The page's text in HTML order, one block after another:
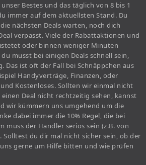
Bestes und das täglich von 8 bis 1
immer auf dem aktuellsten Stand. Du
nächsten Deals warten, noch dich
verpasst. Viele der Rabattaktionen und
oder binnen weniger Minuten
musst bei einigen Deals schnell sein,
Das ist oft der Fall bei Schnäppchen aus
Handyverträge, Finanzen, oder
Kostenloses. Sollten wir einmal nicht
Deal nicht rechtzeitig sehen, kannst
wir kümmern uns umgehend um die
dabei immer die 10% Regel, die bei
muss der Händler seriös sein (z.B. von
Solltest du dir mal nicht sicher sein, ob der
gerne um Hilfe bitten und wie prüfen